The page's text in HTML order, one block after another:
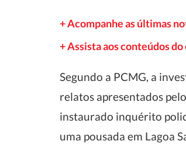
+ Acompanhe as últimas
+ Assista aos conteúdos
Segundo a PCMG, a
relatos apresentados
instaurado inquérito
uma pousada em Lagoa